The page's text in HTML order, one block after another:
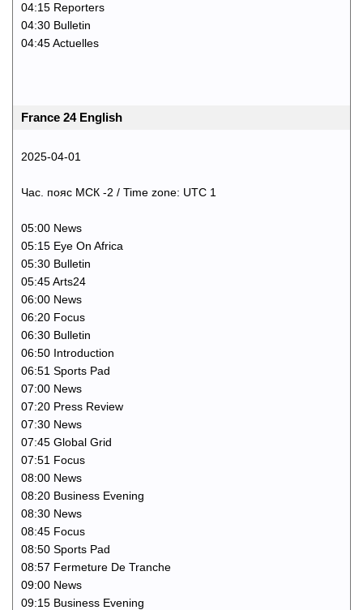
04:15 Reporters
04:30 Bulletin
04:45 Actuelles
France 24 English
2025-04-01
Час. пояс МСК -2 / Time zone: UTC 1
05:00 News
05:15 Eye On Africa
05:30 Bulletin
05:45 Arts24
06:00 News
06:20 Focus
06:30 Bulletin
06:50 Introduction
06:51 Sports Pad
07:00 News
07:20 Press Review
07:30 News
07:45 Global Grid
07:51 Focus
08:00 News
08:20 Business Evening
08:30 News
08:45 Focus
08:50 Sports Pad
08:57 Fermeture De Tranche
09:00 News
09:15 Business Evening